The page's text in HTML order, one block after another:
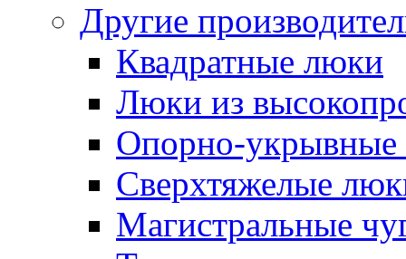
Другие
Квадратные люки
Люки из
Опорно-укрывные
Сверхтяжелые
Магистральные